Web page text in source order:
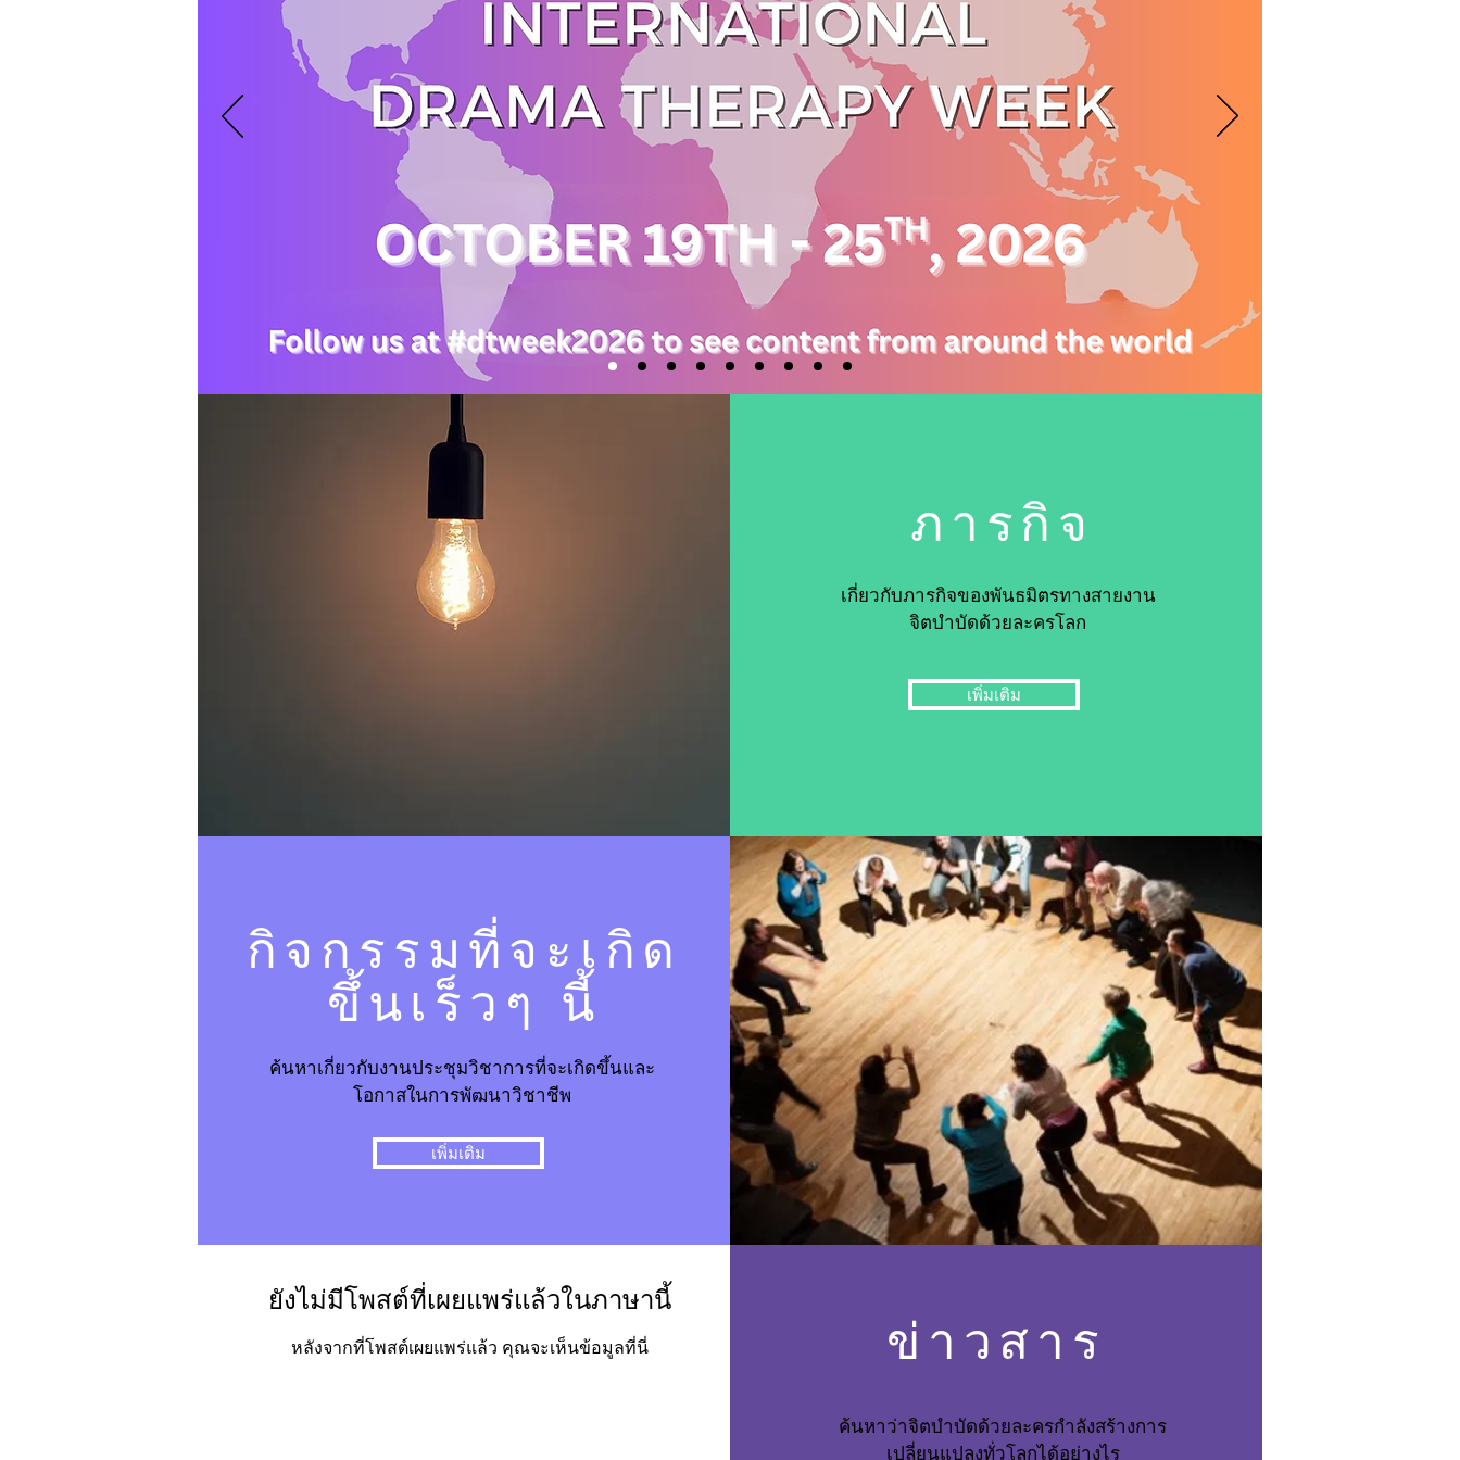
ภารกิจ
เกี่ยวกับภารกิจของพันธมิตรทางสายงาน
จิตบำบัดด้วยละครโลก
เพิ่มเติม
ข่าวสาร
ค้นหาว่าจิตบำบัดด้วยละครกำลังสร้างการ
เปลี่ยนแปลงทั่วโลกได้อย่างไร
กิจกรรมที่จะเกิด
ขึ้นเร็วๆ นี้
ค้นหาเกี่ยวกับงานประชุมวิชาการที่จะเกิดขึ้นและ
โอกาสในการพัฒนาวิชาชีพ
เพิ่มเติม
ยังไม่มีโพสต์ที่เผยแพร่แล้วในภาษานี้
หลังจากที่โพสต์เผยแพร่แล้ว คุณจะเห็นข้อมูลที่นี่